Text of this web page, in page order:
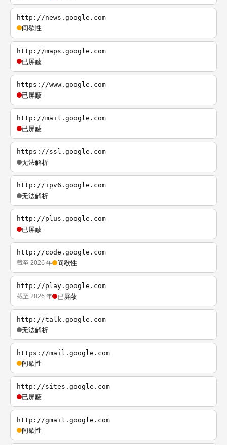
http://news.google.com
间歇性
http://maps.google.com
已屏蔽
https://www.google.com
已屏蔽
http://mail.google.com
已屏蔽
https://ssl.google.com
无法解析
http://ipv6.google.com
无法解析
http://plus.google.com
已屏蔽
http://code.google.com
截至 2026 年 间歇性
http://play.google.com
截至 2026 年 已屏蔽
http://talk.google.com
无法解析
https://mail.google.com
间歇性
http://sites.google.com
已屏蔽
http://gmail.google.com
间歇性